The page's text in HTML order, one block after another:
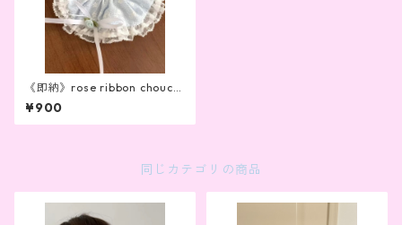
《即納》rose ribbon chouch
ou
¥900
同じカテゴリの商品